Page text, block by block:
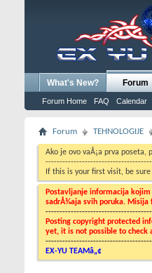
What's New? Forum
Forum Home FAQ Calendar
Forum TEHNOLOGIJE
Ako je ovo vaÅ¡a prva poseta,
If this is your first visit, be
Postavljanje informacija
sadrÅ¾aja svih poruka. Misija
Posting copyright protected
yet, it is not possible to check
EX-YU TEAMâ„¢